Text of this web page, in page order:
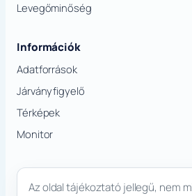
Levegőminőség
Információk
Adatforrások
Járványfigyelő
Térképek
Monitor
Az oldal tájékoztató jellegű, nem